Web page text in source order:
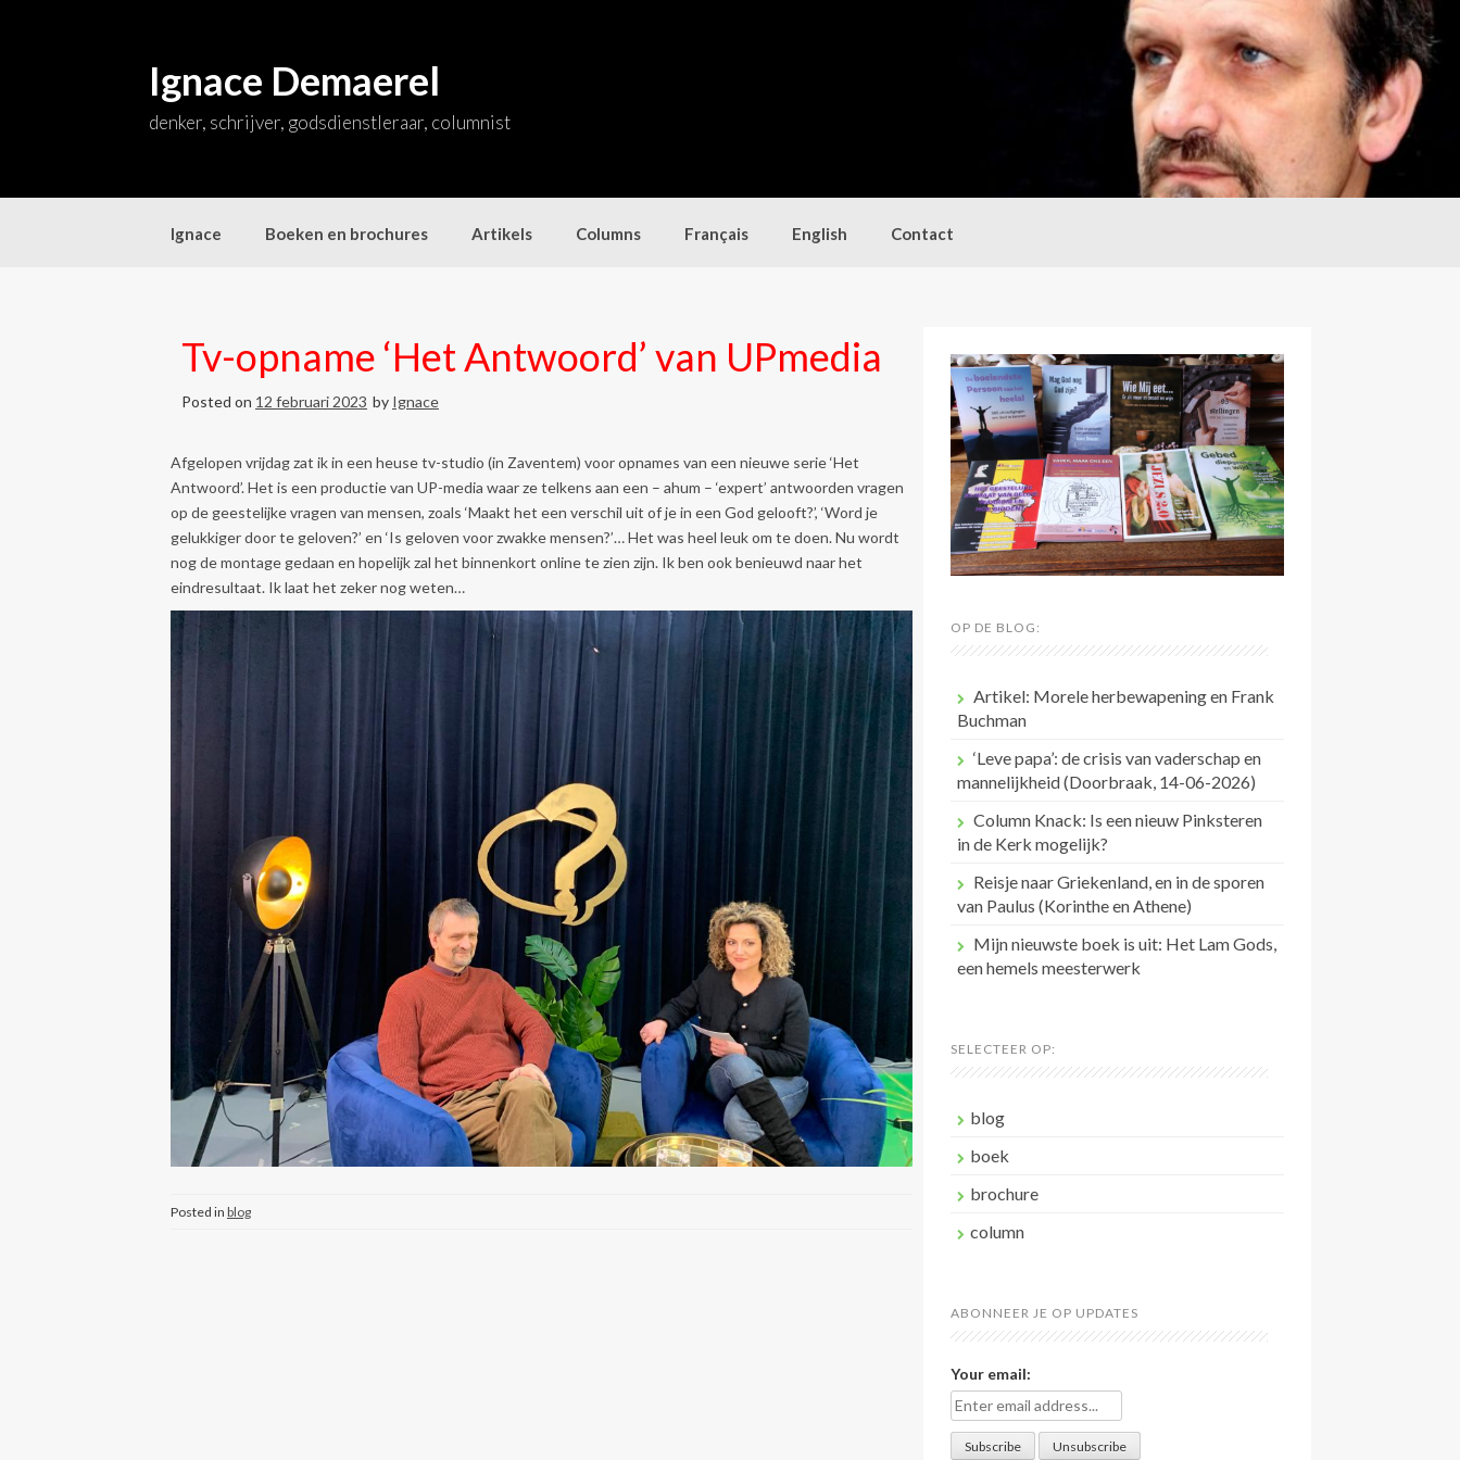
Ignace Demaerel
denker, schrijver, godsdienstleraar, columnist
Ignace Boeken en brochures Artikels Columns Français English Contact
Tv-opname ‘Het Antwoord’ van UPmedia
Posted on 12 februari 2023 by Ignace
Afgelopen vrijdag zat ik in een heuse tv-studio (in Zaventem) voor opnames van een nieuwe serie ‘Het
Antwoord’. Het is een productie van UP-media waar ze telkens aan een – ahum – ‘expert’ antwoorden vragen
op de geestelijke vragen van mensen, zoals ‘Maakt het een verschil uit of je in een God gelooft?’, ‘Word je
gelukkiger door te geloven?’ en ‘Is geloven voor zwakke mensen?’… Het was heel leuk om te doen. Nu wordt
nog de montage gedaan en hopelijk zal het binnenkort online te zien zijn. Ik ben ook benieuwd naar het
eindresultaat. Ik laat het zeker nog weten…
Posted in blog
OP DE BLOG:
Artikel: Morele herbewapening en Frank
Buchman
‘Leve papa’: de crisis van vaderschap en
mannelijkheid (Doorbraak, 14-06-2026)
Column Knack: Is een nieuw Pinksteren
in de Kerk mogelijk?
Reisje naar Griekenland, en in de sporen
van Paulus (Korinthe en Athene)
Mijn nieuwste boek is uit: Het Lam Gods,
een hemels meesterwerk
SELECTEER OP:
blog
boek
brochure
column
ABONNEER JE OP UPDATES
Your email: